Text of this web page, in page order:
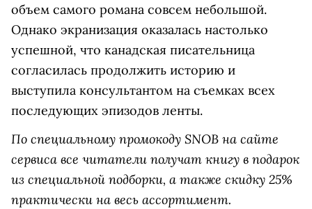
объем самого романа совсем небольшой.
Однако экранизация оказалась настолько
успешной, что канадская писательница
согласилась продолжить историю и
выступила консультантом на съемках всех
последующих эпизодов ленты.
По специальному промокоду SNOB на сайте
сервиса все читатели получат книгу в подарок
из специальной подборки, а также скидку 25%
практически на весь ассортимент.